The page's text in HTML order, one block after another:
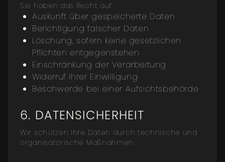
Sie haben das Recht auf:
Auskunft über gespeicherte Daten
Berichtigung falscher Daten
Löschung, sofern keine gesetzlichen
Pflichten entgegenstehen
Einschränkung der Verarbeitung
Widerruf Ihrer Einwilligung
Beschwerde bei einer Aufsichtsbehörde
6. DATENSICHERHEIT
Wir schützen Ihre Daten durch technische und
organisatorische Maßnahmen.